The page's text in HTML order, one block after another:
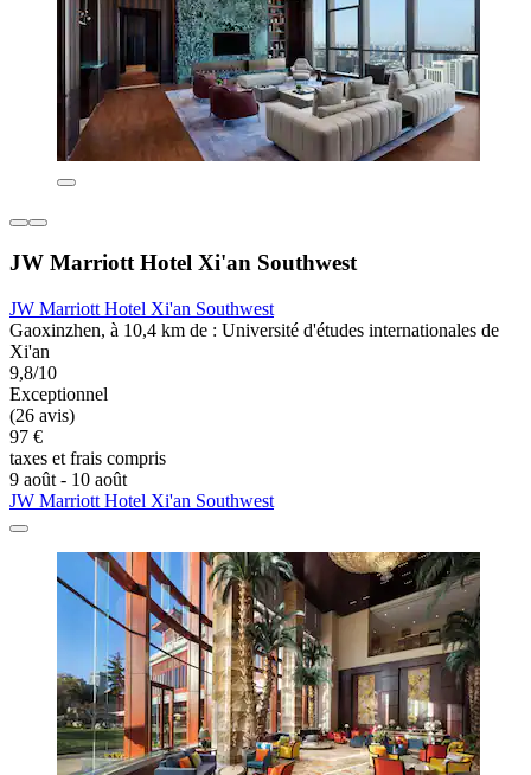
JW Marriott Hotel Xi'an Southwest
JW Marriott Hotel Xi'an Southwest
Gaoxinzhen, à 10,4 km de : Université d'études internationales de
Xi'an
9,8/10
Exceptionnel
(26 avis)
97 €
taxes et frais compris
9 août - 10 août
JW Marriott Hotel Xi'an Southwest